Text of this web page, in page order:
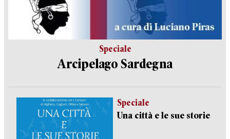
Speciale
Arcipelago Sardegna
Speciale
Una città e le sue storie